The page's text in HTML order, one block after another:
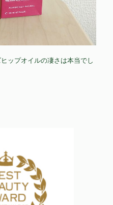
ップオイルの凄さは本当でし